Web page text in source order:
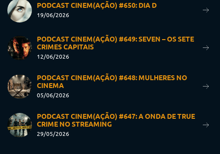
PODCAST CINEM(AÇÃO) #650: DIA D
19/06/2026
PODCAST CINEM(AÇÃO) #649: SEVEN – OS SETE
CRIMES CAPITAIS
12/06/2026
PODCAST CINEM(AÇÃO) #648: MULHERES NO
CINEMA
05/06/2026
PODCAST CINEM(AÇÃO) #647: A ONDA DE TRUE
CRIME NO STREAMING
29/05/2026